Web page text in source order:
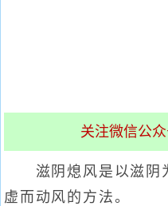
关注微信公
滋阴熄风是以滋阴
虚而动风的方法。